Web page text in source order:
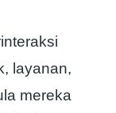
layanan,
mereka